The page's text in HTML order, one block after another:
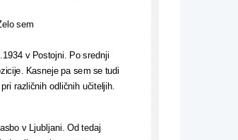
Zelo sem
v Postojni. Po srednji
Kasneje pa sem se tudi
pri različnih odličnih učiteljih.
v Ljubljani. Od tedaj